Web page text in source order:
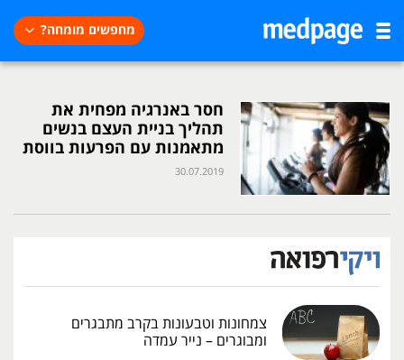
מחפשים מומחה?
חסר באנרגיה מפחית את
תהליך בניית העצם בנשים
מתאמנות עם הפרעות בווסת
30.07.2019
צמחונות וטבעונות בקרב מתבגרים
ומבוגרים – נייר עמדה